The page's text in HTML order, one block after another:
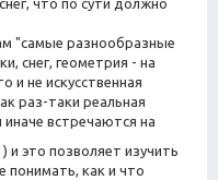
что по сути должно
"самые разнообразные
снег, геометрия - на
и не искусственная
раз-таки реальная
встречаются на
) и это позволяет изучить
понимать, как и что